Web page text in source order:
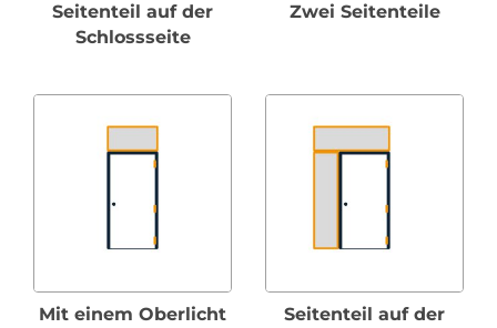
Seitenteil auf der
Schlossseite
Zwei Seitenteile
Mit einem Oberlicht
Seitenteil auf der